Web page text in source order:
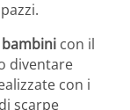
con il
diventare
con i
scarpe